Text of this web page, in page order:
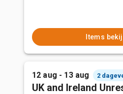
Items
12 aug - 13 aug 2
UK and Ireland